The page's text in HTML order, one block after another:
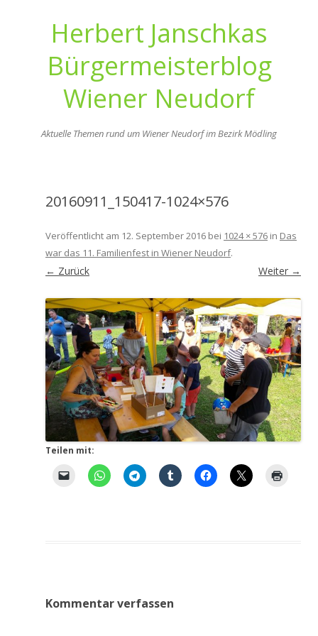
Herbert Janschkas
Bürgermeisterblog
Wiener Neudorf
Aktuelle Themen rund um Wiener Neudorf im Bezirk Mödling
20160911_150417-1024×576
Veröffentlicht am 12. September 2016 bei 1024 × 576 in Das
war das 11. Familienfest in Wiener Neudorf.
← Zurück Weiter →
Teilen mit:
Kommentar verfassen